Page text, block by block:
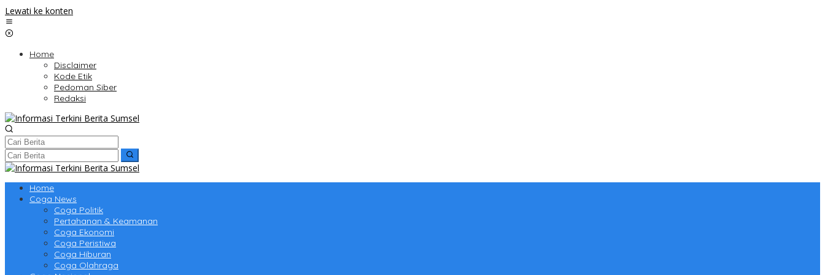
Lewati ke konten
Home
Disclaimer
Kode Etik
Pedoman Siber
Redaksi
Home
Coga News
Coga Politik
Pertahanan & Keamanan
Coga Ekonomi
Coga Peristiwa
Coga Hiburan
Coga Olahraga